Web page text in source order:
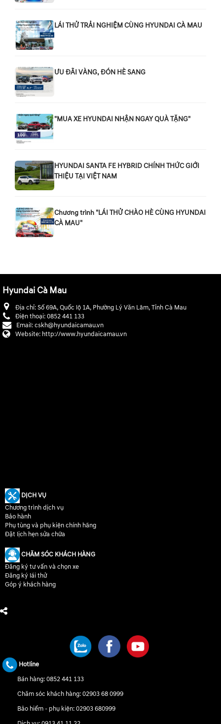
LÁI THỬ TRẢI NGHIỆM CÙNG HYUNDAI CÀ MAU
ƯU ĐÃI VÀNG, ĐÓN HÈ SANG
"MUA XE HYUNDAI NHẬN NGAY QUÀ TẶNG"
HYUNDAI SANTA FE HYBRID CHÍNH THỨC GIỚI
THIỆU TẠI VIỆT NAM
Chương trình "LÁI THỬ CHÀO HÈ CÙNG HYUNDAI
CÀ MAU"
Hyundai Cà Mau
Địa chỉ:Số 69A, Quốc lộ 1A, Phường Lý Văn Lâm, Tỉnh Cà Mau
Điện thoại:0852 441 133
Email:cskh@hyundaicamau.vn
Website: http://www.hyundaicamau.vn
DỊCH VỤ
Chương trình dịch vụ
Bảo hành
Phụ tùng và phụ kiện chính hãng
Đặt lịch hẹn sửa chữa
CHĂM SÓC KHÁCH HÀNG
Đăng ký tư vấn và chọn xe
Đăng ký lái thử
Góp ý khách hàng
Hotline
Bán hàng:0852 441 133
Chăm sóc khách hàng:02903 68 0999
Bảo hiểm - phụ kiện:02903 680999